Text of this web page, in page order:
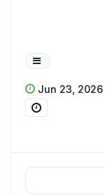
Jun 23, 2026